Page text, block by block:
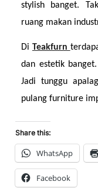
stylish banget.
ruang makan
Di Teakfurn
dan estetik
Jadi tunggu
pulang furniture
Share this:
WhatsApp
Facebook